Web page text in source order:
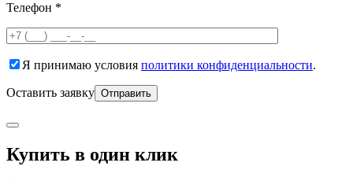
Телефон *
Я принимаю условия политики конфиденциальности.
Оставить заявку
Купить в один клик